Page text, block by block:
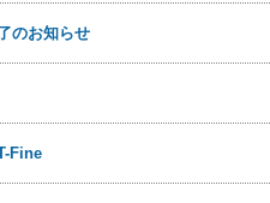
のお知らせ
Fine